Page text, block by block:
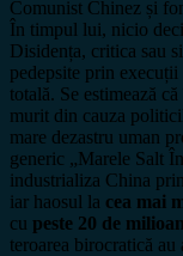
Comunist Chinez și
În timpul lui, nicio
Disidența, critica sau
pedepsite prin
totală. Se estimează că
murit din cauza
mare dezastru uman
generic „Marele Salt
industrializa China
iar haosul la cea mai
cu peste 20 de
teroarea birocratică